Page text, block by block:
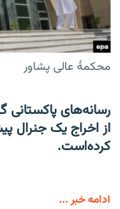
محکمۀ عالی پشاور
رسانه‌های پاکستانی
از اخراج یک جنرال
کرده‌است.
ادامه خبر ...